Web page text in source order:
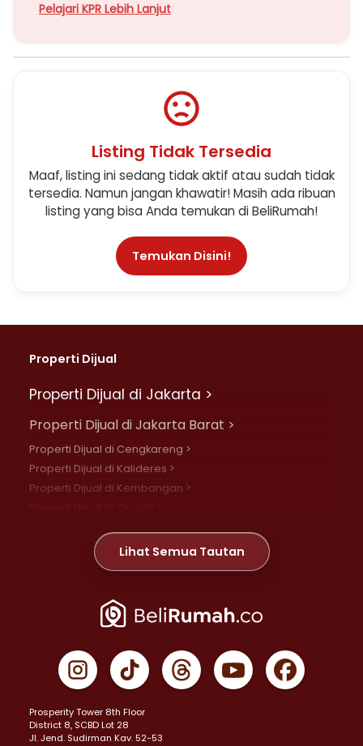
Pelajari KPR Lebih Lanjut
Listing Tidak Tersedia
Maaf, listing ini sedang tidak aktif atau sudah tidak
tersedia. Namun jangan khawatir! Masih ada ribuan
listing yang bisa Anda temukan di BeliRumah!
Temukan Disini!
Properti Dijual
Properti Dijual di Jakarta >
Properti Dijual di Jakarta Barat >
Properti Dijual di Cengkareng >
Properti Dijual di Kalideres >
Properti Dijual di Kembangan >
Properti Dijual di Meruya >
Properti Dijual di Jelambar >
Properti Dijual di Jakarta Pusat >
Properti Dijual di Gambir >
Properti Dijual di Johar Baru >
Properti Dijual di Menteng >
Properti Dijual di Senen >
Lihat Semua Tautan
Prosperity Tower 8th Floor
District 8, SCBD Lot 28
JI. Jend. Sudirman Kav. 52-53